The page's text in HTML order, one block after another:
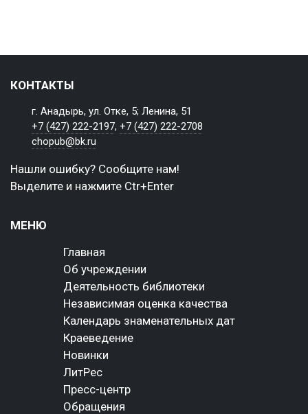
КОНТАКТЫ
г. Анадырь, ул. Отке, 5; Ленина, 51
+7 (427) 222-2197,+7 (427) 222-2708
chopub@bk.ru
Нашли ошибку? Сообщите нам!
Выделите и нажмите Ctr+Enter
МЕНЮ
Главная
Об учреждении
Деятельность библиотеки
Независимая оценка качества
Календарь знаменательных дат
Краеведение
Новинки
ЛитРес
Пресс-центр
Обращения